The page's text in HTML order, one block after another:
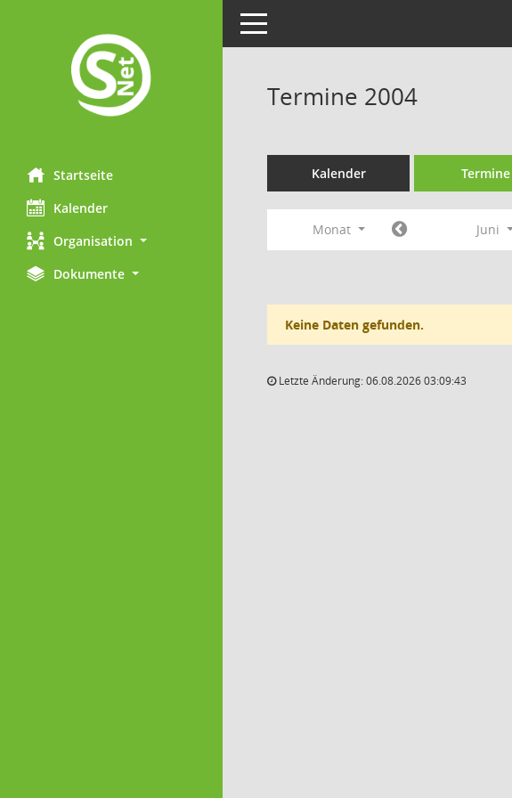
Startseite
Kalender
Organisation
Dokumente
Toggle navigation
Termine 2004
Kalender Termine
Monat Juni
Keine Daten gefunden.
Letzte Änderung: 06.08.2026 03:09:43